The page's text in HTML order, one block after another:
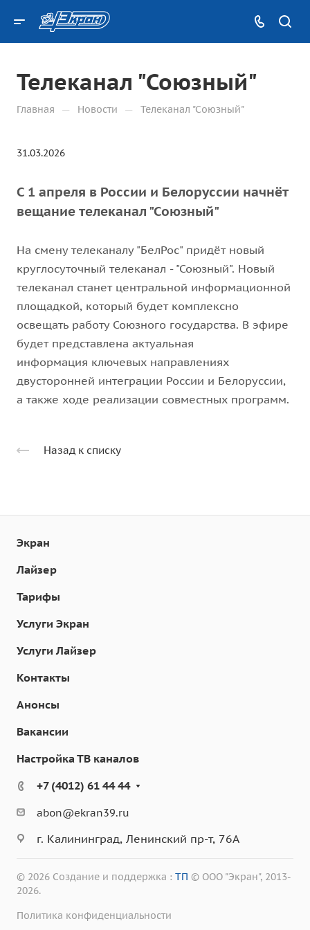
Телеканал "Союзный"
Главная — Новости — Телеканал "Союзный"
31.03.2026
С 1 апреля в России и Белоруссии начнёт
вещание телеканал "Союзный"
На смену телеканалу "БелРос" придёт новый
круглосуточный телеканал - "Союзный". Новый
телеканал станет центральной информационной
площадкой, который будет комплексно
освещать работу Союзного государства. В эфире
будет представлена актуальная
информация ключевых направлениях
двусторонней интеграции России и Белоруссии,
а также ходе реализации совместных программ.
Назад к списку
Экран
Лайзер
Тарифы
Услуги Экран
Услуги Лайзер
Контакты
Анонсы
Вакансии
Настройка ТВ каналов
+7 (4012) 61 44 44
abon@ekran39.ru
г. Калининград, Ленинский пр-т, 76А
© 2026 Создание и поддержка : ТП © ООО "Экран", 2013-
2026.
Политика конфиденциальности